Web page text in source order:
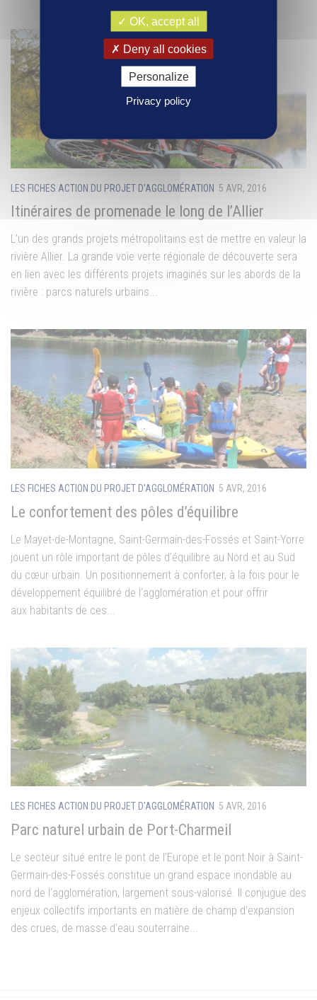
LES FICHES ACTION DU PROJET D'AGGLOMÉRATION 5 AVR, 2016
Itinéraires de promenade le long de l’Allier
L’un des grands projets métropolitains est de mettre en valeur la
rivière Allier. La grande voie verte régionale de découverte sera
en lien avec les différents projets imaginés sur les abords de la
rivière : parcs naturels urbains...
LES FICHES ACTION DU PROJET D'AGGLOMÉRATION 5 AVR, 2016
Le confortement des pôles d’équilibre
Le Mayet-de-Montagne, Saint-Germain-des-Fossés et Saint-Yorre
jouent un rôle important de pôles d’équilibre au Nord et au Sud
du cœur urbain. Un positionnement à conforter, à la fois pour le
développement équilibré de l’agglomération et pour offrir
aux habitants de ces...
LES FICHES ACTION DU PROJET D'AGGLOMÉRATION 5 AVR, 2016
Parc naturel urbain de Port-Charmeil
Le secteur situé entre le pont de l’Europe et le pont Noir à Saint-
Germain-des-Fossés constitue un grand espace inondable au
nord de l’agglomération, largement sous-valorisé. Il conjugue des
enjeux collectifs importants en matière de champ d’expansion
des crues, de masse d’eau souterraine...
OK, accept all
Deny all cookies
Personalize
Privacy policy